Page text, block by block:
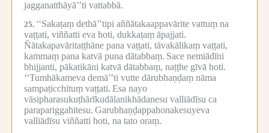
jagganatthāyā’’ti vattabbā.
25. ‘‘Sakaṭaṃ dethā’’tipi aññātakaappavārite vattuṃ na
vaṭṭati, viññatti eva hoti, dukkaṭaṃ āpajjati.
Ñātakapavāritaṭṭhāne pana vaṭṭati, tāvakālikaṃ vaṭṭati,
kammaṃ pana katvā puna dātabbaṃ. Sace nemiādīni
bhijjanti, pākatikāni katvā dātabbaṃ, naṭṭhe gīvā hoti.
‘‘Tumhākameva demā’’ti vutte dārubhaṇḍaṃ nāma
sampaṭicchituṃ vaṭṭati. Esa nayo
vāsipharasukuṭhārīkudālanikhādanesu valliādīsu ca
parapariggahitesu. Garubhaṇḍappahonakesuyeva
valliādīsu viññatti hoti, na tato oraṃ.